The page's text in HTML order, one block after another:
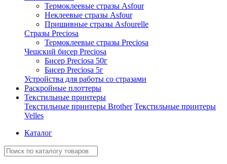
Термоклеевые стразы Asfour
Неклеевые стразы Asfour
Пришивные стразы Asfourelle
Стразы Preciosa
Термоклеевые стразы Preciosa
Чешский бисер Preciosa
Бисер Preciosa 50г
Бисер Preciosa 5г
Устройства для работы со стразами
Раскройные плоттеры
Текстильные принтеры
Текстильные принтеры Brother Текстильные принтеры
Velles
Каталог